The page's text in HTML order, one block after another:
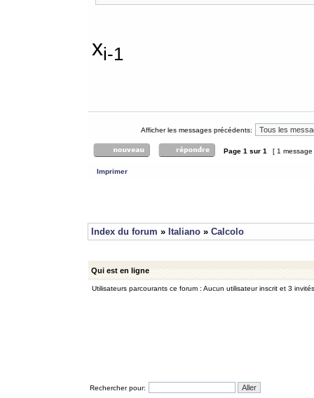
xi-1
Afficher les messages précédents:
Page 1 sur 1 [ 1
Imprimer
Index du forum » Italiano » Calcolo
Qui est en ligne
Utilisateurs parcourants ce forum : Aucun utilisateur inscrit et 3 invités
Rechercher pour: